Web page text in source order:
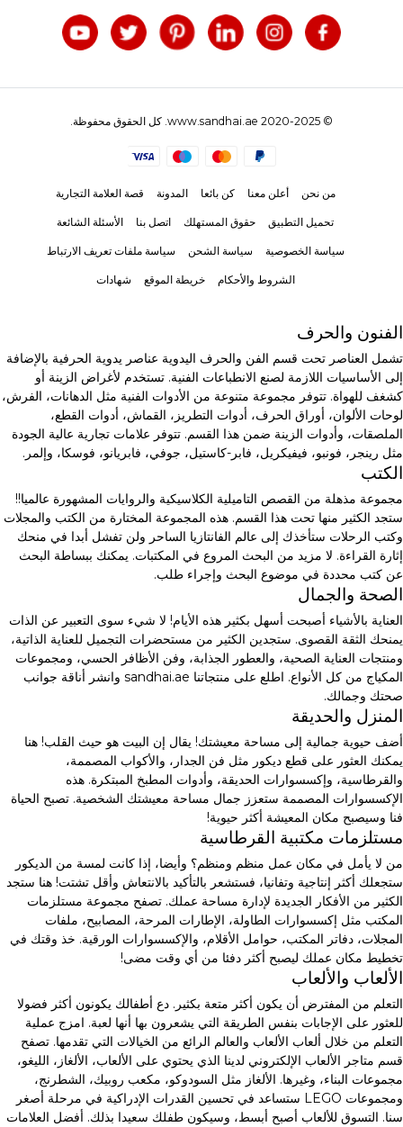
© 2020-2025 www.sandhai.ae. كل الحقوق محفوظة.
من نحن أعلن معنا كن بائعا المدونة قصة العلامة التجارية
تحميل التطبيق حقوق المستهلك اتصل بنا الأسئلة الشائعة
سياسة الخصوصية سياسة الشحن سياسة ملفات تعريف الارتباط
الشروط والأحكام خريطة الموقع شهادات
الفنون والحرف
تشمل العناصر تحت قسم الفن والحرف اليدوية عناصر يدوية الحرفية بالإضافة
إلى الأساسيات اللازمة لصنع الانطباعات الفنية. تستخدم لأغراض الزينة أو
كشغف للهواة. تتوفر مجموعة متنوعة من الأدوات الفنية مثل الدهانات، الفرش،
لوحات الألوان، أوراق الحرف، أدوات التطريز، القماش، أدوات القطع،
الملصقات، وأدوات الزينة ضمن هذا القسم. تتوفر علامات تجارية عالية الجودة
مثل رينجر، فونبو، فيفيكريل، فابر-كاستيل، جوفي، فابريانو، فوسكا، وإلمر.
الكتب
مجموعة مذهلة من القصص التاميلية الكلاسيكية والروايات المشهورة عالميا!!
ستجد الكثير منها تحت هذا القسم. هذه المجموعة المختارة من الكتب والمجلات
وكتب الرحلات ستأخذك إلى عالم الفانتازيا الساحر ولن تفشل أبدا في منحك
إثارة القراءة. لا مزيد من البحث المروع في المكتبات. يمكنك ببساطة البحث
عن كتب محددة في موضوع البحث وإجراء طلب.
الصحة والجمال
العناية بالأشياء أصبحت أسهل بكثير هذه الأيام! لا شيء سوى التعبير عن الذات
يمنحك الثقة القصوى. ستجدين الكثير من مستحضرات التجميل للعناية الذاتية،
ومنتجات العناية الصحية، والعطور الجذابة، وفن الأظافر الحسي، ومجموعات
المكياج من كل الأنواع. اطلع على منتجاتنا sandhai.ae وانشر أناقة جوانب
صحتك وجمالك.
المنزل والحديقة
أضف حيوية جمالية إلى مساحة معيشتك! يقال إن البيت هو حيث القلب! هنا
يمكنك العثور على قطع ديكور مثل فن الجدار، والأكواب المصممة،
والقرطاسية، وإكسسوارات الحديقة، وأدوات المطبخ المبتكرة. هذه
الإكسسوارات المصممة ستعزز جمال مساحة معيشتك الشخصية. تصبح الحياة
فنا وسيصبح مكان المعيشة أكثر حيوية!
مستلزمات مكتبية القرطاسية
من لا يأمل في مكان عمل منظم ومنظم؟ وأيضا، إذا كانت لمسة من الديكور
ستجعلك أكثر إنتاجية وتفانيا، فستشعر بالتأكيد بالانتعاش وأقل تشتت! هنا ستجد
الكثير من الأفكار الجديدة لإدارة مساحة عملك. تصفح مجموعة مستلزمات
المكتب مثل إكسسوارات الطاولة، الإطارات المرحة، المصابيح، ملفات
المجلات، دفاتر المكتب، حوامل الأقلام، والإكسسوارات الورقية. خذ وقتك في
تخطيط مكان عملك ليصبح أكثر دفئا من أي وقت مضى!
الألعاب والألعاب
التعلم من المفترض أن يكون أكثر متعة بكثير. دع أطفالك يكونون أكثر فضولا
للعثور على الإجابات بنفس الطريقة التي يشعرون بها أنها لعبة. امزج عملية
التعلم من خلال ألعاب الألعاب والعالم الرائع من الخيالات التي تقدمها. تصفح
قسم متاجر الألعاب الإلكتروني لدينا الذي يحتوي على الألعاب، الألغاز، الليغو،
مجموعات البناء، وغيرها. الألغاز مثل السودوكو، مكعب روبيك، الشطرنج،
ومجموعات LEGO ستساعد في تحسين القدرات الإدراكية في مرحلة أصغر
سنا. التسوق للألعاب أصبح أبسط، وسيكون طفلك سعيدا بذلك. أفضل العلامات